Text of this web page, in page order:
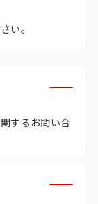
い。
するお問い合